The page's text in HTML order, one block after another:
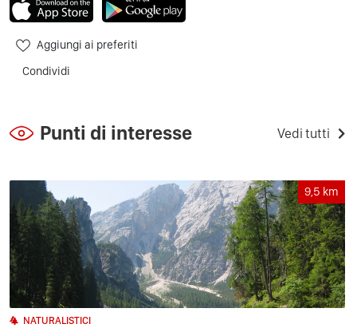
Aggiungi ai preferiti
Condividi
Punti di interesse Vedi tutti
9,5 km
NATURALISTICI